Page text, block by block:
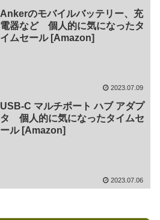
Ankerのモバイルバッテリー、充
電器など 個人的に気になったタ
イムセール [Amazon]
2023.07.09
USB-C マルチポート ハブ アダプ
タ 個人的に気になったタイムセ
ール [Amazon]
2023.07.06